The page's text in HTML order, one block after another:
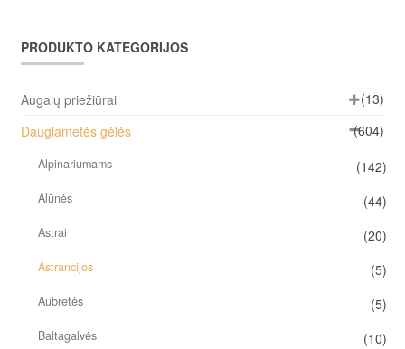
PRODUKTO KATEGORIJOS
Augalų priežiūrai
(13)
Daugiametės gėlės
(604)
Alpinariumams (142)
Alūnės (44)
Astrai (20)
Astrancijos (5)
Aubretės (5)
Baltagalvės (10)